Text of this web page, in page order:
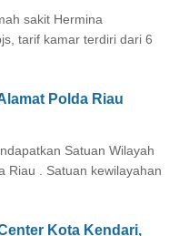
sakit Hermina
tarif kamar terdiri dari 6
Polda Riau
Satuan Wilayah
Riau . Satuan kewilayahan
Kota Kendari,